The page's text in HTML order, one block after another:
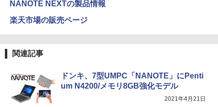
z 6コア 12スレッド OCuLink Windows
11 Pro LPDDR5 6400MT/s 16T増設 3画
面2.5GbpsLAN Bluetooth5.2 WiFi HD
4
【エントリーでポイント100％還元のチ
ャンス】GMKtec ミニPC M3Pro Intel C
スピーカー内蔵 ヘッドホン端子 VESA対
応 テレワーク 在宅勤務 法人向け オフィ
ス TERRA 2441W
4
ゲーミングモニター 23.8インチ PCモニ
ター 100Hz 1920×1080 FHD 1080p 5ms
応答 薄型 液晶ディスプレイ ノングレア
非光沢 VA simplus シンプラス SP-NMT
￥22,000
5
めてのずかん こども 子ども 0歳 1歳 2歳
3歳 4歳 小学館 タッチペン 図鑑 ずかん
はじめて 英語 プレゼント クリスマス お
軽量 ブルートゥースHi-Fi 最大36時間再生 ぶ
るーとゅーす コードレス ENCノイズキャン
セリング 自動ペアリング Type-C充電 マイク
Xiaomi シャオミ REDMI Buds 8 Lite ワイヤ
レスイヤホン Bluetooth 5.4 ノイズキャンセ
￥250
by Amazon 天然水ラベルレス 2L×9本
￥1,117
みきった日本の水 2L 8本 ラベルレス [ ケース
] [ 水 ] [ ペットボトル ] [ 箱買い ] [ ストック
] [ 水分補給 ]
￥572
￥810
NANOTE NEXTの製品情報
楽天市場の販売ページ
関連記事
ドンキ、7型UMPC「NANOTE」にPenti
um N4200/メモリ8GB強化モデル
2021年4月21日